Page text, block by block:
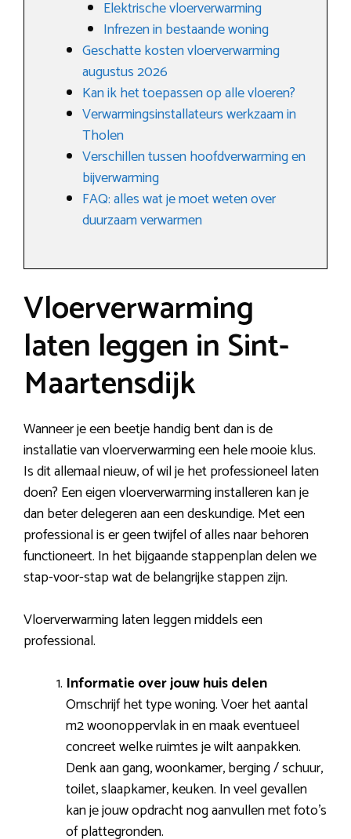
Elektrische vloerverwarming
Infrezen in bestaande woning
Geschatte kosten vloerverwarming
augustus 2026
Kan ik het toepassen op alle vloeren?
Verwarmingsinstallateurs werkzaam in
Tholen
Verschillen tussen hoofdverwarming en
bijverwarming
FAQ: alles wat je moet weten over
duurzaam verwarmen
Vloerverwarming
laten leggen in Sint-
Maartensdijk
Wanneer je een beetje handig bent dan is de
installatie van vloerverwarming een hele mooie klus.
Is dit allemaal nieuw, of wil je het professioneel laten
doen? Een eigen vloerverwarming installeren kan je
dan beter delegeren aan een deskundige. Met een
professional is er geen twijfel of alles naar behoren
functioneert. In het bijgaande stappenplan delen we
stap-voor-stap wat de belangrijke stappen zijn.
Vloerverwarming laten leggen middels een
professional.
Informatie over jouw huis delen
Omschrijf het type woning. Voer het aantal
m2 woonoppervlak in en maak eventueel
concreet welke ruimtes je wilt aanpakken.
Denk aan gang, woonkamer, berging / schuur,
toilet, slaapkamer, keuken. In veel gevallen
kan je jouw opdracht nog aanvullen met foto’s
of plattegronden.